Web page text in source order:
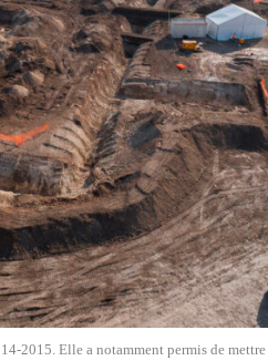
2015. Elle a notamment permis de